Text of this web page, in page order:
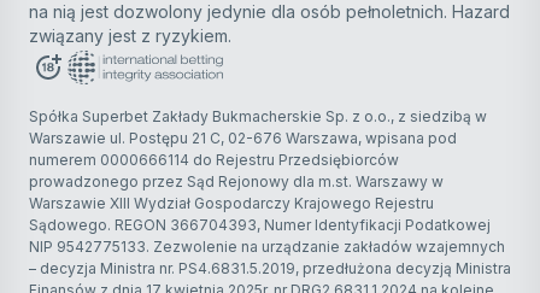
na nią jest dozwolony jedynie dla osób pełnoletnich. Hazard
związany jest z ryzykiem.
Spółka Superbet Zakłady Bukmacherskie Sp. z o.o., z siedzibą w
Warszawie ul. Postępu 21 C, 02-676 Warszawa, wpisana pod
numerem 0000666114 do Rejestru Przedsiębiorców
prowadzonego przez Sąd Rejonowy dla m.st. Warszawy w
Warszawie XIII Wydział Gospodarczy Krajowego Rejestru
Sądowego. REGON 366704393, Numer Identyfikacji Podatkowej
NIP 9542775133. Zezwolenie na urządzanie zakładów wzajemnych
– decyzja Ministra nr. PS4.6831.5.2019, przedłużona decyzją Ministra